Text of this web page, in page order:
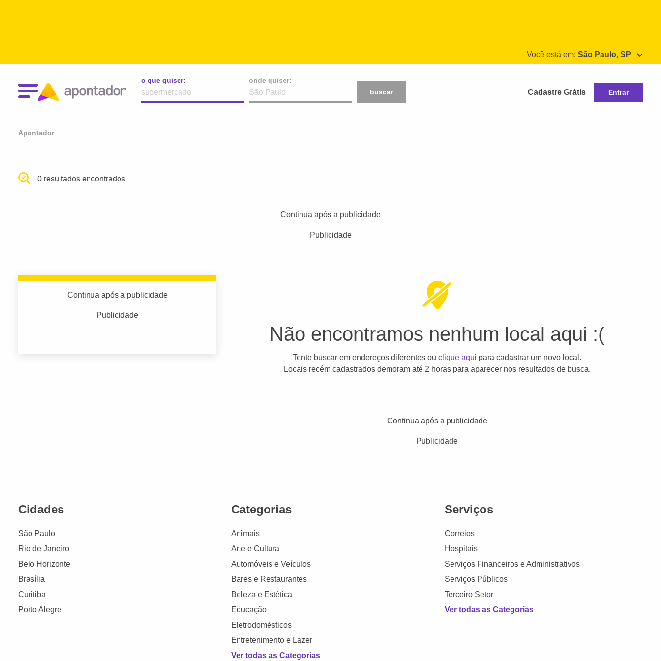
Você está em: São Paulo, SP
o que quiser:
onde quiser:
buscar
Cadastre Grátis Entrar
Apontador
0 resultados encontrados
Continua após a publicidade
Publicidade
Continua após a publicidade
Publicidade
Não encontramos nenhum local aqui :(
Tente buscar em endereços diferentes ouclique aqui para cadastrar um novo local.
Locais recém cadastrados demoram até 2 horas para aparecer nos resultados de busca.
Continua após a publicidade
Publicidade
Cidades
São Paulo
Rio de Janeiro
Belo Horizonte
Brasília
Curitiba
Porto Alegre
Categorias
Animais
Arte e Cultura
Automóveis e Veículos
Bares e Restaurantes
Beleza e Estética
Educação
Eletrodomésticos
Entretenimento e Lazer
Ver todas as Categorias
Serviços
Correios
Hospitais
Serviços Financeiros e Administrativos
Serviços Públicos
Terceiro Setor
Ver todas as Categorias